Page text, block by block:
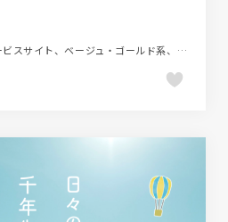
ナチュラル、ブランド・サービスサイト、ベージュ・ゴールド系、モーション多め、地域・団体・活動、大きめ写真、建設・住宅・不動産、第一次産業・SDGs・地方創生